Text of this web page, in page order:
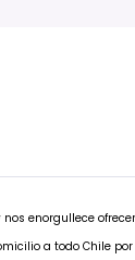
nos enorgullece
a todo Chile